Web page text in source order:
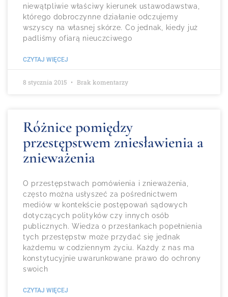
niewątpliwie właściwy kierunek ustawodawstwa,
którego dobroczynne działanie odczujemy
wszyscy na własnej skórze. Co jednak, kiedy już
padliśmy ofiarą nieuczciwego
CZYTAJ WIĘCEJ
8 stycznia 2015 Brak komentarzy
Różnice pomiędzy
przestępstwem zniesławienia a
znieważenia
O przestępstwach pomówienia i znieważenia,
często można usłyszeć za pośrednictwem
mediów w kontekście postępowań sądowych
dotyczących polityków czy innych osób
publicznych. Wiedza o przesłankach popełnienia
tych przestępstw może przydać się jednak
każdemu w codziennym życiu. Każdy z nas ma
konstytucyjnie uwarunkowane prawo do ochrony
swoich
CZYTAJ WIĘCEJ